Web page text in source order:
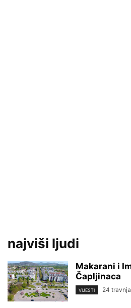
najviši ljudi
Makarani i
Čapljinaca
VIJESTI 24